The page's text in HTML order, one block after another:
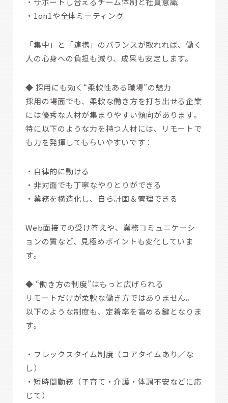
・1on1や全体ミーティング
「集中」と「連携」のバランスが取れれば、働く
人の心身への負担も減り、成果も安定します。
◆ 採用にも効く“柔軟性ある職場”の魅力
採用の場面でも、柔軟な働き方を打ち出せる企業
には優秀な人材が集まりやすい傾向があります。
特に以下のような力を持つ人材には、リモートで
も力を発揮してもらいやすいです：
・自律的に動ける
・非対面でも丁寧なやりとりができる
・業務を構造化し、自ら計画＆管理できる
Web面接での受け答えや、業務コミュニケーシ
ョンの質など、見極めポイントも変化していま
す。
◆ “働き方の制度”はもっと広げられる
リモートだけが柔軟な働き方ではありません。
以下のような制度も、定着率を高める鍵となりま
す。
・フレックスタイム制度（コアタイムあり／な
し）
・短時間勤務（子育て・介護・体調不安などに応
じて）